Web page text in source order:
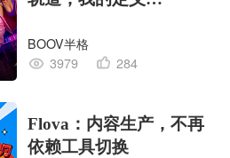
对
BOOV半格
3979
284
Flova：内容生产，不再
依赖工具切换